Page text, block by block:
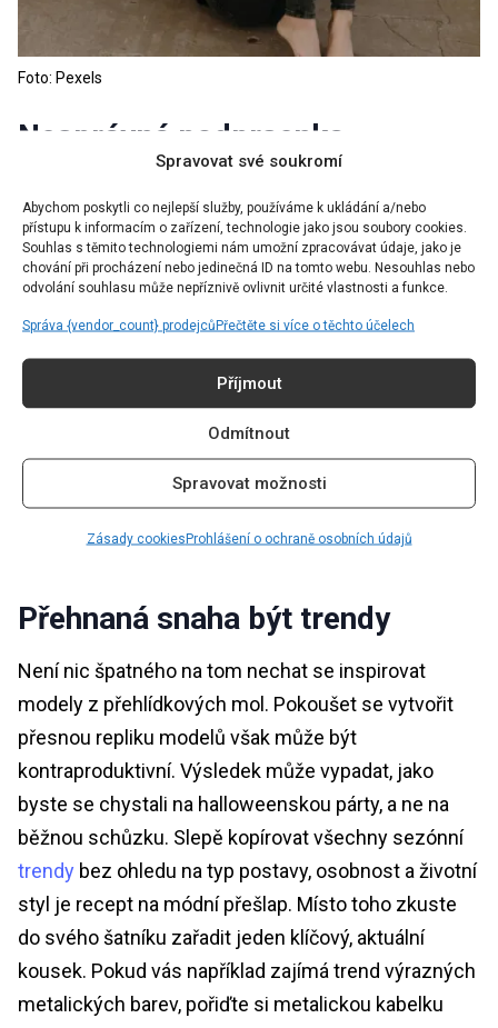
Spravovat své soukromí
Abychom poskytli co nejlepší služby, používáme k ukládání a/nebo
přístupu k informacím o zařízení, technologie jako jsou soubory cookies.
Souhlas s těmito technologiemi nám umožní zpracovávat údaje, jako je
chování při procházení nebo jedinečná ID na tomto webu. Nesouhlas nebo
odvolání souhlasu může nepříznivě ovlivnit určité vlastnosti a funkce.
Správa {vendor_count} prodejcůPřečtěte si více o těchto účelech
Příjmout
Odmítnout
Spravovat možnosti
Zásady cookiesProhlášení o ochraně osobních údajů
Foto: Pexels
Nesprávná podprsenka
také celkový tvar postavy a to, jak padnoucí jsou
halenky, šaty či saka. Podprsenka je sice spodní
vrstvou, přesto je ale nesmírně důležitou součástí
outfitu a její nesprávná volba je módním přešlapem.
Pokud si nejste jistí správnou velikostí, nechte si ji
profesionálně změřit a pamatujte, že velikost
podprsenky se může v průběhu života měnit v
závislosti na vaší váze, hormonálních změnách nebo
těhotenství, proto je důležité ji pravidelně
podprsenky se stokrát vrátí.
Přehnaná snaha být trendy
Není nic špatného na tom nechat se inspirovat
modely z přehlídkových mol. Pokoušet se vytvořit
přesnou repliku modelů však může být
kontraproduktivní. Výsledek může vypadat, jako
byste se chystali na halloweenskou párty, a ne na
běžnou schůzku. Slepě kopírovat všechny sezónní
trendy bez ohledu na typ postavy, osobnost a životní
styl je recept na módní přešlap. Místo toho zkuste
do svého šatníku zařadit jeden klíčový, aktuální
kousek. Pokud vás například zajímá trend výrazných
metalických barev, pořiďte si metalickou kabelku